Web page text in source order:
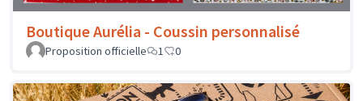
Boutique Aurélia - Coussin personnalisé
Proposition officielle 1 0